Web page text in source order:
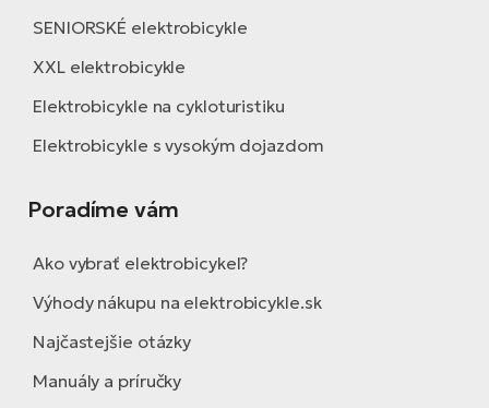
SENIORSKÉ elektrobicykle
XXL elektrobicykle
Elektrobicykle na cykloturistiku
Elektrobicykle s vysokým dojazdom
Poradíme vám
Ako vybrať elektrobicykel?
Výhody nákupu na elektrobicykle.sk
Najčastejšie otázky
Manuály a príručky